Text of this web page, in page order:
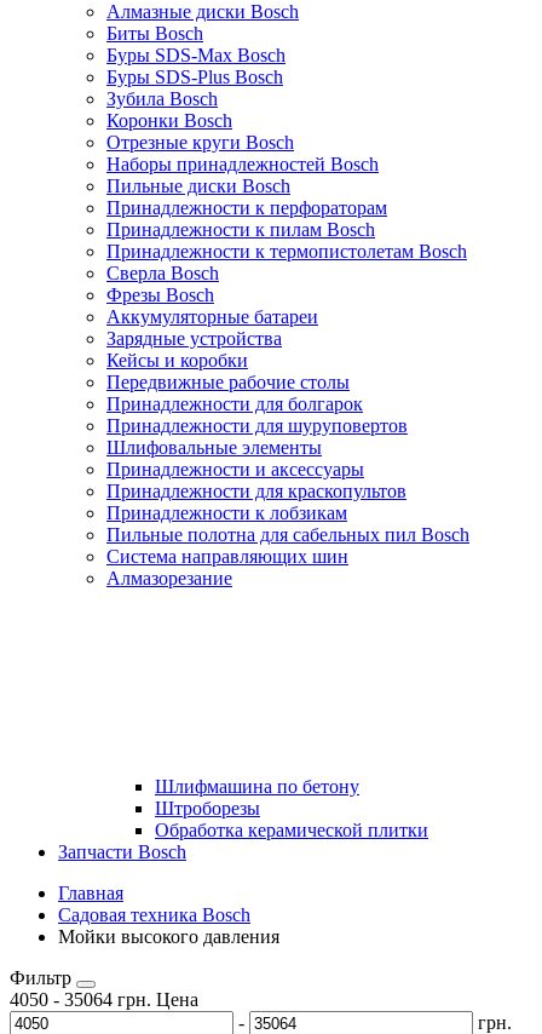
Алмазные диски Bosch
Биты Bosch
Буры SDS-Max Bosch
Буры SDS-Plus Bosch
Зубила Bosch
Коронки Bosch
Отрезные круги Bosch
Наборы принадлежностей Bosch
Пильные диски Bosch
Принадлежности к перфораторам
Принадлежности к пилам Bosch
Принадлежности к термопистолетам Bosch
Сверла Bosch
Фрезы Bosch
Аккумуляторные батареи
Зарядные устройства
Кейсы и коробки
Передвижные рабочие столы
Принадлежности для болгарок
Принадлежности для шуруповертов
Шлифовальные элементы
Принадлежности и аксессуары
Принадлежности для краскопультов
Принадлежности к лобзикам
Пильные полотна для сабельных пил Bosch
Система направляющих шин
Алмазорезание
Шлифмашина по бетону
Штроборезы
Обработка керамической плитки
Запчасти Bosch
Главная
Садовая техника Bosch
Мойки высокого давления
Фильтр
4050 - 35064 грн. Цена
-
грн.